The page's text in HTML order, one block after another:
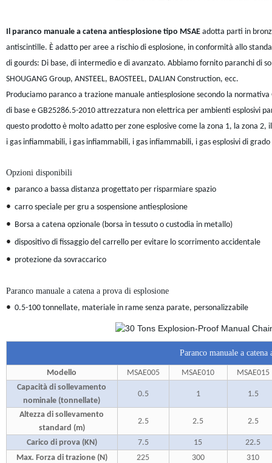
Il paranco manuale a catena antiesplosione tipo MSAEadotta parti in
antiscintille. È adatto per aree a rischio di esplosione, in conformità allo
di gourds: Di base, di intermedio e di avanzato. Abbiamo fornito paranchi di
SHOUGANG Group, ANSTEEL, BAOSTEEL, DALIAN Construction, ecc.
Produciamo paranco a trazione manuale antiesplosione secondo la
di base e GB25286.5-2010 attrezzatura non elettrica per ambienti esplosivi
questo prodotto è molto adatto per zone esplosive come la zona 1, la zona
i gas infiammabili, i gas infiammabili, i gas infiammabili, i gas esplosivi di
Opzioni disponibili
• paranco a bassa distanza progettato per risparmiare spazio
• carro speciale per gru a sospensione antiesplosione
• Borsa a catena opzionale (borsa in tessuto o custodia in metallo)
• dispositivo di fissaggio del carrello per evitare lo scorrimento accidentale
• protezione da sovraccarico
Paranco manuale a catena a prova di esplosione
• 0.5-100 tonnellate, materiale in rame senza parate, personalizzabile
Paranco manuale a
Modello MSAE005 MSAE010
MSAE015
Capacità di sollevamento
nominale (tonnellate)
0.5 1 1.5
Altezza di sollevamento
standard (m)
2.5 2.5 2.5
Carico di prova (KN) 7.5 15
22.5
Max. Forza di trazione (N)
225 300
310